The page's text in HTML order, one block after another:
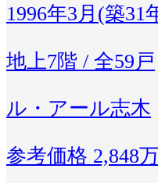
1996年3月(築31
地上7階 / 全59戸
ル・アール志木
参考価格 2,848